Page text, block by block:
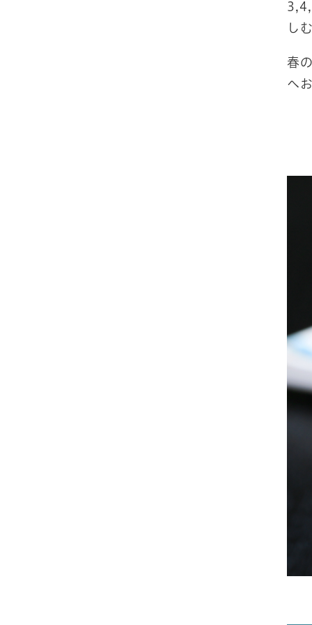
し
春
へ